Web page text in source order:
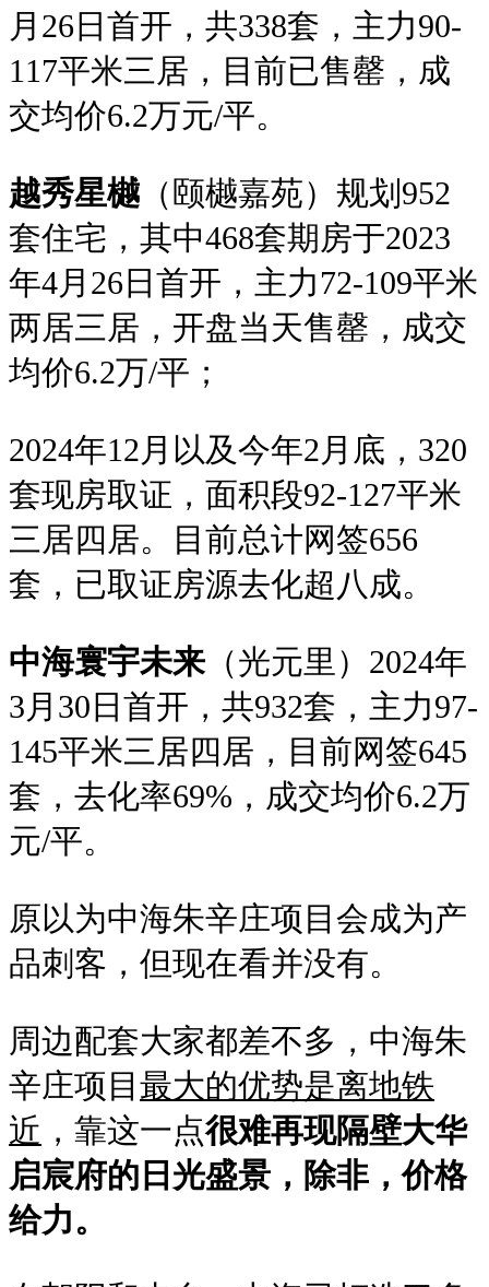
月26日首开，共338套，主力90-
117平米三居，目前已售罄，成
交均价6.2万元/平。
越秀星樾 （颐樾嘉苑）规划952
套住宅，其中468套期房于2023
年4月26日首开，主力72-109平米
两居三居，开盘当天售罄，成交
均价6.2万/平；
2024年12月以及今年2月底，320
套现房取证，面积段92-127平米
三居四居。目前总计网签656
套，已取证房源去化超八成。
中海寰宇未来（光元里）2024年
3月30日首开，共932套，主力97-
145平米三居四居，目前网签645
套，去化率69%，成交均价6.2万
元/平。
原以为中海朱辛庄项目会成为产
品刺客，但现在看并没有。
周边配套大家都差不多，中海朱
辛庄项目最大的优势是离地铁
近 ，靠这一点很难再现隔壁大华
启宸府的日光盛景，除非，价格
给力。